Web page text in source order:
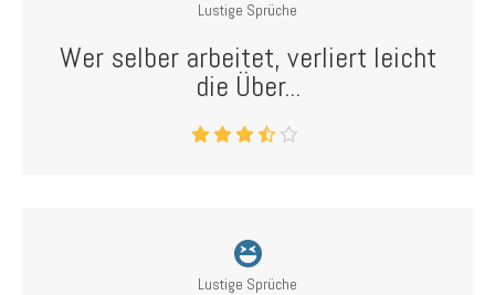
Lustige Sprüche
Wer selber arbeitet, verliert leicht
die Über...
Lustige Sprüche